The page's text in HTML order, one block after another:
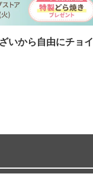
いから自由にチョイ